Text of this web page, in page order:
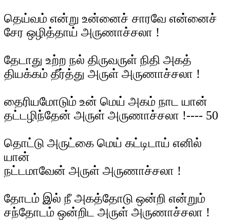
தெய்வம் என்று உன்னைச் சாரவே என்னைச்
சேர ஒழித்தாய் அருணாச்சலா !
தேடாது உற்ற நல் திருவருள் நிதி அகத்
தியக்கம் தீர்த்து அருள் அருணாச்சலா !
தைரியமோடும் உன் மெய் அகம் நாட யான்
தட்டழிந்தேன் அருள் அருணாச்சலா !---- 50
தொட்டு அருட்கை மெய் கட்டிடாய் எனில்
யான்
நட்டமாவேன் அருள் அருணாச்சலா !
தோடம் இல் நீ அகத்தோடு ஒன்றி என்றும்
சந்தோடம் ஒன்றிட அருள் அருணாச்சலா !